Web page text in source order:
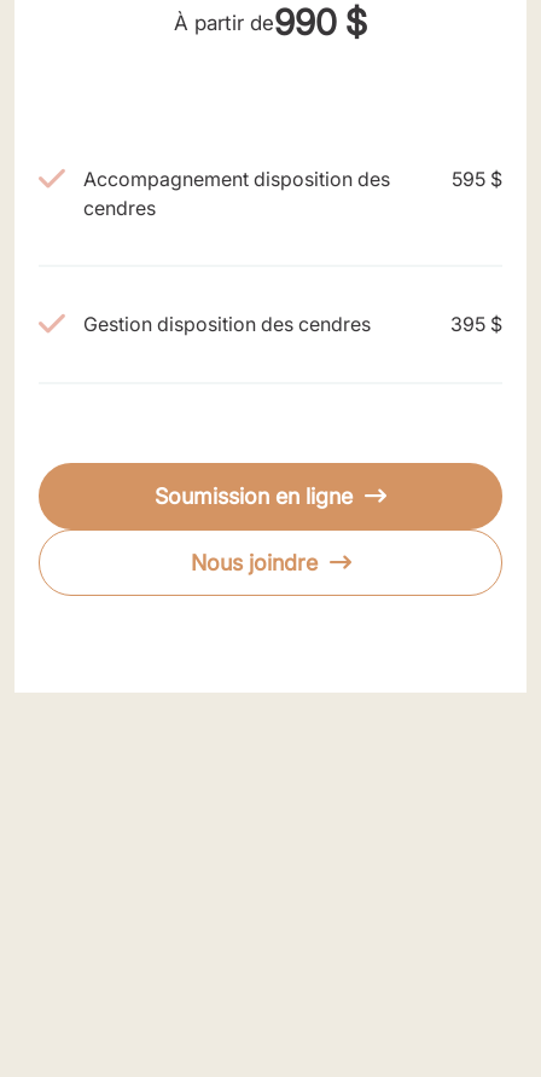
À partir de990 $
Accompagnement disposition des
cendres
595 $
Gestion disposition des cendres 395 $
Soumission en ligne
Nous joindre